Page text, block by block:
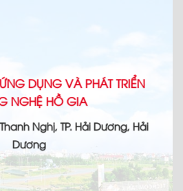
DỤNG VÀ PHÁT TRIỂN
NGHỆ HỒ GIA
Nghị, TP. Hải Dương, Hải
Dương